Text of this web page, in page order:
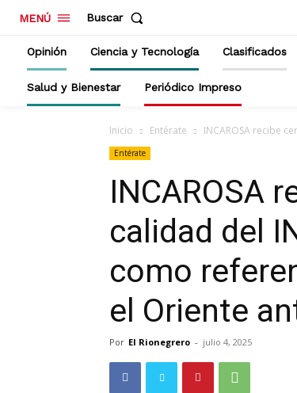
MENÚ Buscar
Opinión Ciencia y Tecnología Clasificados
Salud y Bienestar Periódico Impreso
Inicio Entérate INCAROSA recibe
Entérate
INCAROSA
calidad del
como
el Oriente
Por El Rionegrero - julio 4, 2025